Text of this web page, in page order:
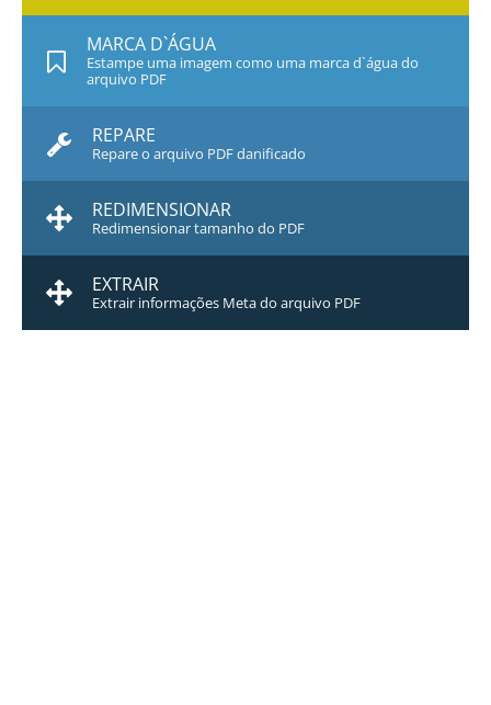
MARCA D`ÁGUA
Estampe uma imagem como uma marca d`água do
arquivo PDF
REPARE
Repare o arquivo PDF danificado
REDIMENSIONAR
Redimensionar tamanho do PDF
EXTRAIR
Extrair informações Meta do arquivo PDF